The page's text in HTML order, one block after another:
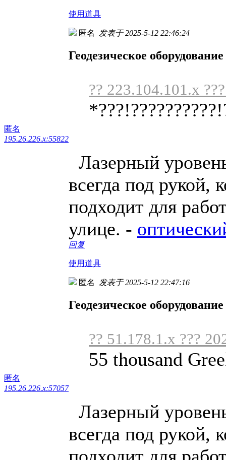
使用道具
匿名
195.26.226.x:55822
匿名 发表于 2025-5-12 22:46:24
Геодезическое оборудование
?? 223.104.101.x
Лазерный
всегда под рукой,
подходит для
улице. -
回复
使用道具
匿名
195.26.226.x:57057
匿名 发表于 2025-5-12 22:47:16
Геодезическое оборудование
?? 51.178.1.x ???
55 thousand
Лазерный
всегда под рукой,